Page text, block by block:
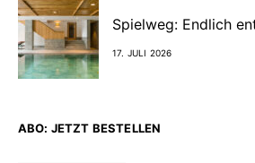
Spielweg: Endlich
17. JULI 2026
ABO: JETZT BESTELLEN